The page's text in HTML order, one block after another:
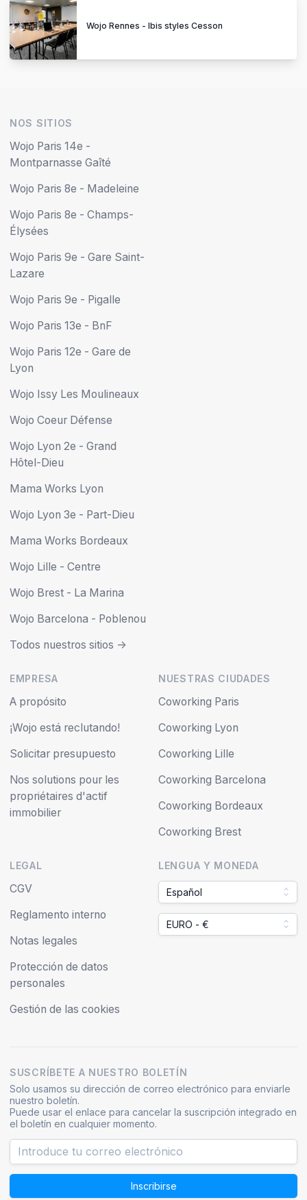
Wojo Rennes - Ibis styles Cesson
NOS SITIOS
Wojo Paris 14e -
Montparnasse Gaîté
Wojo Paris 8e - Madeleine
Wojo Paris 8e - Champs-
Élysées
Wojo Paris 9e - Gare Saint-
Lazare
Wojo Paris 9e - Pigalle
Wojo Paris 13e - BnF
Wojo Paris 12e - Gare de
Lyon
Wojo Issy Les Moulineaux
Wojo Coeur Défense
Wojo Lyon 2e - Grand
Hôtel-Dieu
Mama Works Lyon
Wojo Lyon 3e - Part-Dieu
Mama Works Bordeaux
Wojo Lille - Centre
Wojo Brest - La Marina
Wojo Barcelona - Poblenou
Todos nuestros sitios ->
EMPRESA
A propósito
¡Wojo está reclutando!
Solicitar presupuesto
Nos solutions pour les
propriétaires d'actif
immobilier
NUESTRAS CIUDADES
Coworking Paris
Coworking Lyon
Coworking Lille
Coworking Barcelona
Coworking Bordeaux
Coworking Brest
LEGAL
CGV
Reglamento interno
Notas legales
Protección de datos
personales
Gestión de las cookies
LENGUA Y MONEDA
Español
EURO - €
SUSCRÍBETE A NUESTRO BOLETÍN
Solo usamos su dirección de correo electrónico para enviarle
nuestro boletín.
Puede usar el enlace para cancelar la suscripción integrado en
el boletín en cualquier momento.
Inscribirse